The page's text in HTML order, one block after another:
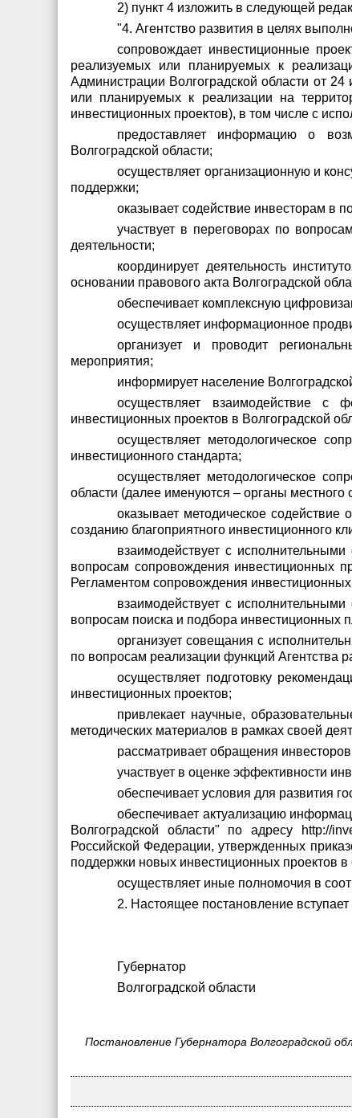
2) пункт 4 изложить в следующей
"4. Агентство развития в целях
сопровождает инвестиционные
реализуемых или планируемых к
Администрации Волгоградской области от
или планируемых к реализации на
инвестиционных проектов), в том числе с
предоставляет информацию о
Волгоградской области;
осуществляет организационную и
поддержки;
оказывает содействие инвесторам в
участвует в переговорах по
деятельности;
координирует деятельность
основании правового акта Волгоградской
обеспечивает комплексную
осуществляет информационное
организует и проводит
мероприятия;
информирует население
осуществляет взаимодействие с
инвестиционных проектов в Волгоградской
осуществляет методологическое
инвестиционного стандарта;
осуществляет методологическое
области (далее именуются – органы
оказывает методическое
созданию благоприятного инвестиционного
взаимодействует с
вопросам сопровождения инвестиционных
Регламентом сопровождения инвестиционных
взаимодействует с
вопросам поиска и подбора инвестиционных
организует совещания с
по вопросам реализации функций Агентства
осуществляет подготовку
инвестиционных проектов;
привлекает научные,
методических материалов в рамках своей
рассматривает обращения
участвует в оценке эффективности
обеспечивает условия для развития
обеспечивает актуализацию
Волгоградской области" по адресу http://
Российской Федерации, утвержденных
поддержки новых инвестиционных проектов
осуществляет иные полномочия в
2. Настоящее постановление
Губернатор
Волгоградской
Постановление Губернатора Волгоградской